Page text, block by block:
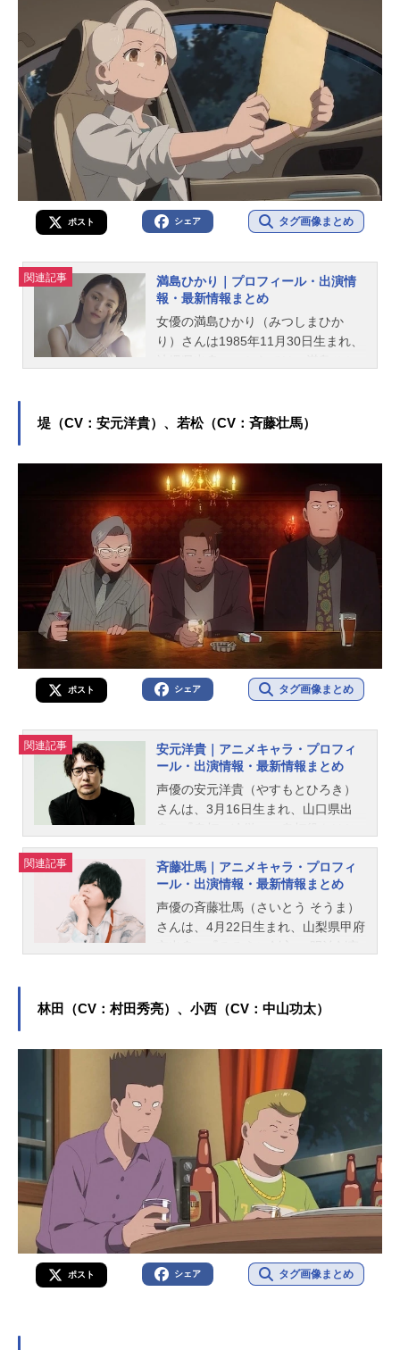
ポスト シェア タグ画像まとめ
関連記事
満島ひかり｜プロフィール・出演情
報・最新情報まとめ
女優の満島ひかり（みつしまひか
り）さんは1985年11月30日生まれ、
堤（CV：安元洋貴）、若松（CV：斉藤壮馬）
ポスト シェア タグ画像まとめ
関連記事
安元洋貴｜アニメキャラ・プロフィ
ール・出演情報・最新情報まとめ
声優の安元洋貴（やすもとひろき）
さんは、3月16日生まれ、山口県出
め、『弱虫ペダル』の金城真護役な
ど、人気作品のキャラクターを多く
演じています。こちらでは、安元洋
貴さんのオススメ記事をご紹介！
関連記事
斉藤壮馬｜アニメキャラ・プロフィ
ール・出演情報・最新情報まとめ
声優の斉藤壮馬（さいとう そうま）
さんは、4月22日生まれ、山梨県甲府
役など、人気作品のキャラクターを
介！
林田（CV：村田秀亮）、小西（CV：中山功太）
ポスト シェア タグ画像まとめ